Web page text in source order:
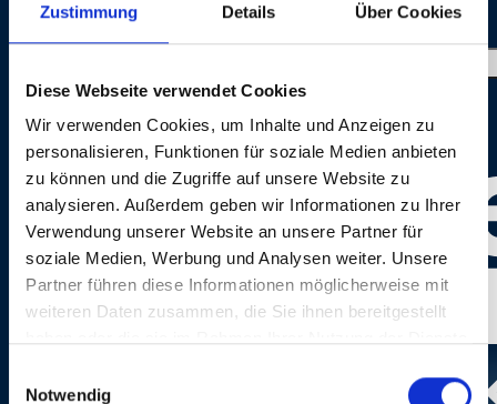
Zustimmung Details Über Cookies
Diese Webseite verwendet Cookies
Wir verwenden Cookies, um Inhalte und Anzeigen zu
personalisieren, Funktionen für soziale Medien anbieten
zu können und die Zugriffe auf unsere Website zu
analysieren. Außerdem geben wir Informationen zu Ihrer
Verwendung unserer Website an unsere Partner für
soziale Medien, Werbung und Analysen weiter. Unsere
Partner führen diese Informationen möglicherweise mit
weiteren Daten zusammen, die Sie ihnen bereitgestellt
Notwendig
GALERIE PHOTOS